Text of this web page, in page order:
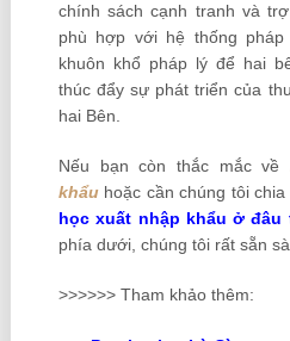
chính sách cạnh tranh và
phù hợp với hệ thống
khuôn khổ pháp lý để hai
thúc đẩy sự phát triển của
hai Bên.
Nếu bạn còn thắc mắc về
khẩuhoặc cần chúng tôi chia
học xuất nhập khẩu ở đâu
phía dưới, chúng tôi rất sẵn
>>>>>> Tham khảo thêm: